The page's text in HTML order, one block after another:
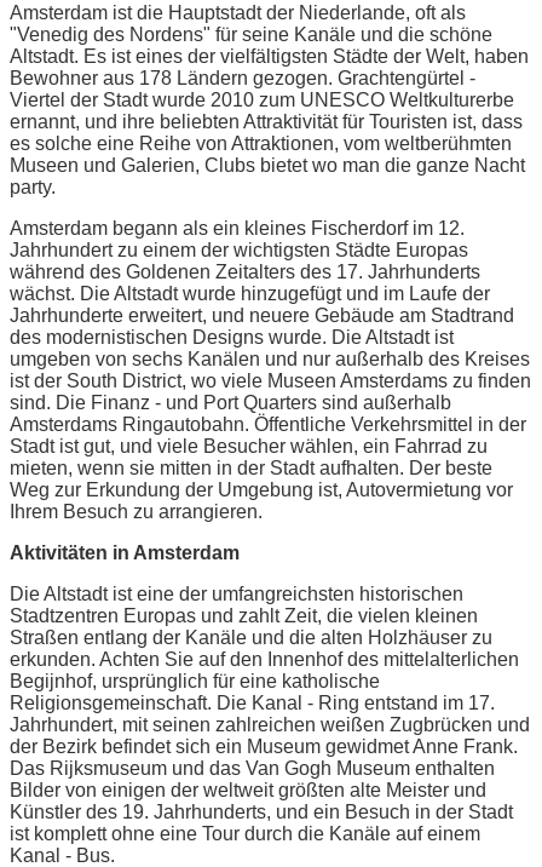
Amsterdam ist die Hauptstadt der Niederlande, oft als
"Venedig des Nordens" für seine Kanäle und die schöne
Altstadt. Es ist eines der vielfältigsten Städte der Welt, haben
Bewohner aus 178 Ländern gezogen. Grachtengürtel -
Viertel der Stadt wurde 2010 zum UNESCO Weltkulturerbe
ernannt, und ihre beliebten Attraktivität für Touristen ist, dass
es solche eine Reihe von Attraktionen, vom weltberühmten
Museen und Galerien, Clubs bietet wo man die ganze Nacht
party.
Amsterdam begann als ein kleines Fischerdorf im 12.
Jahrhundert zu einem der wichtigsten Städte Europas
während des Goldenen Zeitalters des 17. Jahrhunderts
wächst. Die Altstadt wurde hinzugefügt und im Laufe der
Jahrhunderte erweitert, und neuere Gebäude am Stadtrand
des modernistischen Designs wurde. Die Altstadt ist
umgeben von sechs Kanälen und nur außerhalb des Kreises
ist der South District, wo viele Museen Amsterdams zu finden
sind. Die Finanz - und Port Quarters sind außerhalb
Amsterdams Ringautobahn. Öffentliche Verkehrsmittel in der
Stadt ist gut, und viele Besucher wählen, ein Fahrrad zu
mieten, wenn sie mitten in der Stadt aufhalten. Der beste
Weg zur Erkundung der Umgebung ist, Autovermietung vor
Ihrem Besuch zu arrangieren.
Aktivitäten in Amsterdam
Die Altstadt ist eine der umfangreichsten historischen
Stadtzentren Europas und zahlt Zeit, die vielen kleinen
Straßen entlang der Kanäle und die alten Holzhäuser zu
erkunden. Achten Sie auf den Innenhof des mittelalterlichen
Begijnhof, ursprünglich für eine katholische
Religionsgemeinschaft. Die Kanal - Ring entstand im 17.
Jahrhundert, mit seinen zahlreichen weißen Zugbrücken und
der Bezirk befindet sich ein Museum gewidmet Anne Frank.
Das Rijksmuseum und das Van Gogh Museum enthalten
Bilder von einigen der weltweit größten alte Meister und
Künstler des 19. Jahrhunderts, und ein Besuch in der Stadt
ist komplett ohne eine Tour durch die Kanäle auf einem
Kanal - Bus.